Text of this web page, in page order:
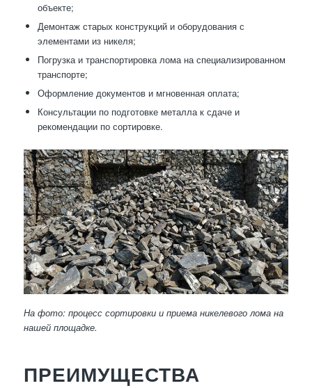
объекте;
Демонтаж старых конструкций и оборудования с
элементами из никеля;
Погрузка и транспортировка лома на специализированном
транспорте;
Оформление документов и мгновенная оплата;
Консультации по подготовке металла к сдаче и
рекомендации по сортировке.
На фото: процесс сортировки и приема никелевого лома на
нашей площадке.
ПРЕИМУЩЕСТВА